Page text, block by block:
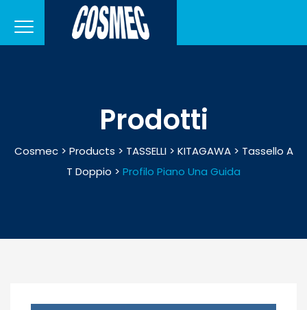
Prodotti
Cosmec> Products > TASSELLI> KITAGAWA> Tassello A
T Doppio > Profilo Piano Una Guida